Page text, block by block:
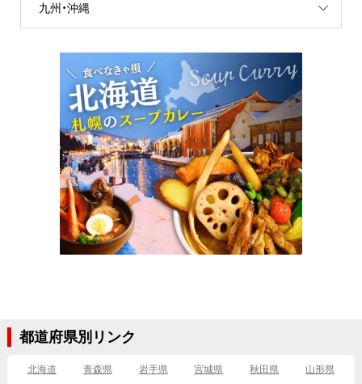
九州・沖縄
都道府県別リンク
北海道 青森県 岩手県 宮城県 秋田県
山形県